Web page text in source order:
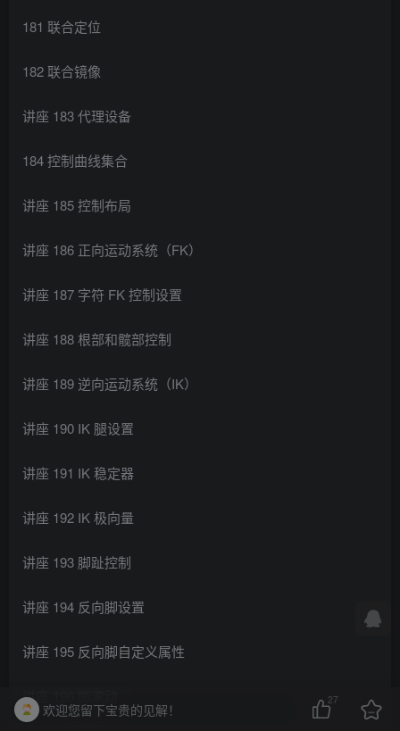
181 联合定位
182 联合镜像
讲座 183 代理设备
184 控制曲线集合
讲座 185 控制布局
讲座 186 正向运动系统（FK）
讲座 187 字符 FK 控制设置
讲座 188 根部和髋部控制
讲座 189 逆向运动系统（IK）
讲座 190 IK 腿设置
讲座 191 IK 稳定器
讲座 192 IK 极向量
讲座 193 脚趾控制
讲座 194 反向脚设置
讲座 195 反向脚自定义属性
讲座 196 脚滚动
欢迎您留下宝贵的见解！
27